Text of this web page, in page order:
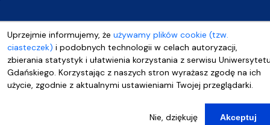
Uprzejmie informujemy, że używamy plików cookie (tzw.
ciasteczek) i podobnych technologii w celach autoryzacji,
zbierania statystyk i ułatwienia korzystania z serwisu
Gdańskiego. Korzystając z naszych stron wyrażasz zgodę na ich
użycie, zgodnie z aktualnymi ustawieniami Twojej przeglądarki.
Nie, dziękuję Akceptuj